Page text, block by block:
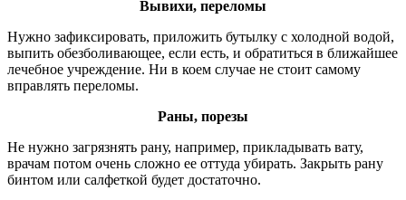
Вывихи, переломы
Нужно зафиксировать, приложить бутылку с холодной водой,
выпить обезболивающее, если есть, и обратиться в ближайшее
лечебное учреждение. Ни в коем случае не стоит самому
вправлять переломы.
Раны, порезы
Не нужно загрязнять рану, например, прикладывать вату,
врачам потом очень сложно ее оттуда убирать. Закрыть рану
бинтом или салфеткой будет достаточно.